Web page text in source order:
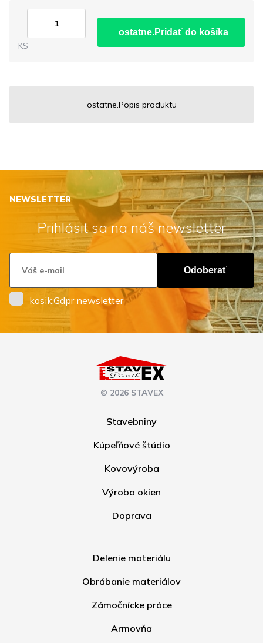
KS
ostatne.Pridať do košíka
ostatne.Popis produktu
NEWSLETTER
Prihlásiť sa na náš newsletter
Odoberať
kosik.Gdpr newsletter
© 2026 STAVEX
Stavebniny
Kúpeľňové štúdio
Kovovýroba
Výroba okien
Doprava
Delenie materiálu
Obrábanie materiálov
Zámočnícke práce
Armovňa